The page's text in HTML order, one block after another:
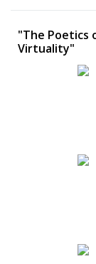
"The Poetics
Virtuality"